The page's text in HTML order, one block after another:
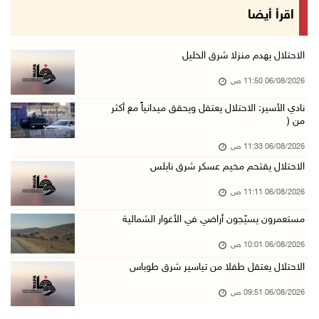
الذهب عند أعلى مستوى له في 7 أسابيع
شؤون اللاجئين تدين عدوان الاحتلال على مخيم قل ...
06/آب/2026 09:35 ص
الجريمة الثانية خلال ساعات: قتيل بإطلاق نار ف ...
06/آب/2026 09:27 ص
(محدث) الاحتلال يواصل عدوانه على مخيم قلنديا ...
اقرأ أيضا
الاحتلال يهدم منزلا شرق الخليل
06/08/2026 11:50 ص
نادي الأسير: الاحتلال يعتقل ويحقق ميدانياً مع أكثر
من (
06/08/2026 11:33 ص
الاحتلال يقتحم مخيم عسكر شرق نابلس
06/08/2026 11:11 ص
مستعمرون يسيّجون أراضي في الأغوار الشمالية
06/08/2026 10:01 ص
الاحتلال يعتقل طفلا من تياسير شرق طوباس
06/08/2026 09:51 ص